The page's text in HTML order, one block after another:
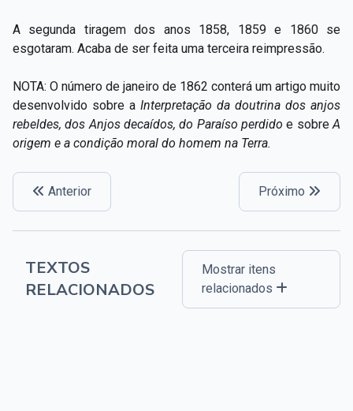
A segunda tiragem dos anos 1858, 1859 e 1860 se
esgotaram. Acaba de ser feita uma terceira reimpressão.
NOTA: O número de janeiro de 1862 conterá um artigo muito
desenvolvido sobre a Interpretação da doutrina dos anjos
rebeldes, dos Anjos decaídos, do Paraíso perdidoe sobreA
origem e a condição moral do homem na Terra.
Anterior Próximo
TEXTOS
RELACIONADOS
Mostrar itens
relacionados